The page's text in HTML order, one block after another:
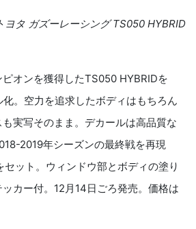
タ ガズーレーシング TS050 HYBRID
オンを獲得したTS050 HYBRIDを
。空力を追求したボディはもちろん
実写そのまま。デカールは高品質な
2019年シーズンの最終戦を再現
セット。ウィンドウ部とボディの塗り
カー付。12月14日ごろ発売。価格は